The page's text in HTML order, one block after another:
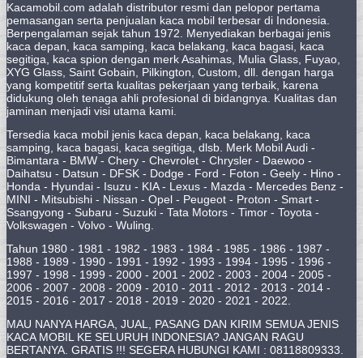
Kacamobil.com adalah distributor resmi dan pelopor pertama
pemasangan serta penjualan kaca mobil terbesar di Indonesia.
Berpengalaman sejak tahun 1972. Menyediakan berbagai jenis
kaca depan, kaca samping, kaca belakang, kaca bagasi, kaca
segitiga, kaca spion dengan merk Asahimas, Mulia Glass, Fuyao,
XYG Glass, Saint Gobain, Pilkington, Custom, dll. dengan harga
yang kompetitif serta kualitas pekerjaan yang terbaik, karena
didukung oleh tenaga ahli profesional di bidangnya. Kualitas dan
jaminan menjadi visi utama kami.
Tersedia kaca mobil jenis kaca depan, kaca belakang, kaca
samping, kaca bagasi, kaca segitiga, dlsb. Merk Mobil Audi -
Bimantara - BMW - Chery - Chevrolet - Chrysler - Daewoo -
Daihatsu - Datsun - DFSK - Dodge - Ford - Foton - Geely - Hino -
Honda - Hyundai - Isuzu - KIA - Lexus - Mazda - Mercedes Benz -
MINI - Mitsubishi - Nissan - Opel - Peugeot - Proton - Smart -
Ssangyong - Subaru - Suzuki - Tata Motors - Timor - Toyota -
Volkswagen - Volvo - Wuling.
Tahun 1980 - 1981 - 1982 - 1983 - 1984 - 1985 - 1986 - 1987 -
1988 - 1989 - 1990 - 1991 - 1992 - 1993 - 1994 - 1995 - 1996 -
1997 - 1998 - 1999 - 2000 - 2001 - 2002 - 2003 - 2004 - 2005 -
2006 - 2007 - 2008 - 2009 - 2010 - 2011 - 2012 - 2013 - 2014 -
2015 - 2016 - 2017 - 2018 - 2019 - 2020 - 2021 - 2022.
MAU NANYA HARGA, JUAL, PASANG DAN KIRIM SEMUA JENIS
KACA MOBIL KE SELURUH INDONESIA? JANGAN RAGU
BERTANYA. GRATIS !!! SEGERA HUBUNGI KAMI : 08118809333.